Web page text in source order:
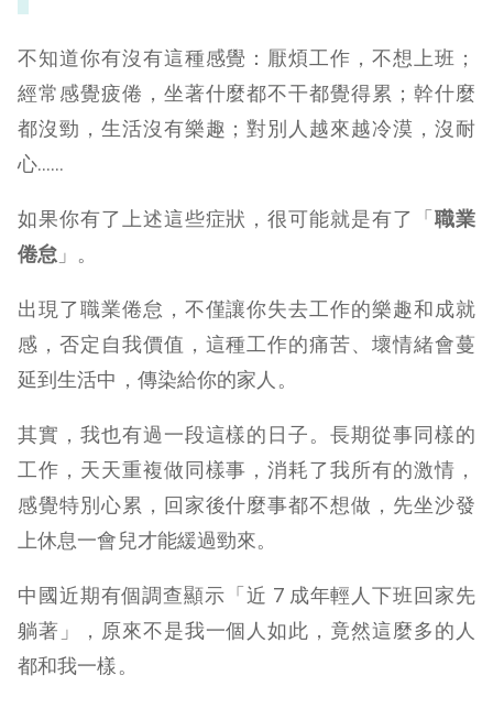
不知道你有沒有這種感覺：厭煩工作，不想上班；
經常感覺疲倦，坐著什麼都不干都覺得累；幹什麼
都沒勁，生活沒有樂趣；對別人越來越冷漠，沒耐
心……
如果你有了上述這些症狀，很可能就是有了「 職業
倦怠 」。
出現了職業倦怠，不僅讓你失去工作的樂趣和成就
感，否定自我價值，這種工作的痛苦、壞情緒會蔓
延到生活中，傳染給你的家人。
其實，我也有過一段這樣的日子。長期從事同樣的
工作，天天重複做同樣事，消耗了我所有的激情，
感覺特別心累，回家後什麼事都不想做，先坐沙發
上休息一會兒才能緩過勁來。
中國近期有個調查顯示「近 7 成年輕人下班回家先
躺著」，原來不是我一個人如此，竟然這麼多的人
都和我一樣。